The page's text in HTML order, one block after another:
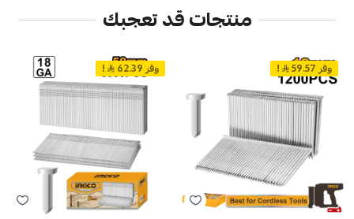
منتجات قد تعجبك
وفر 59.57 ! وفر 62.39 !